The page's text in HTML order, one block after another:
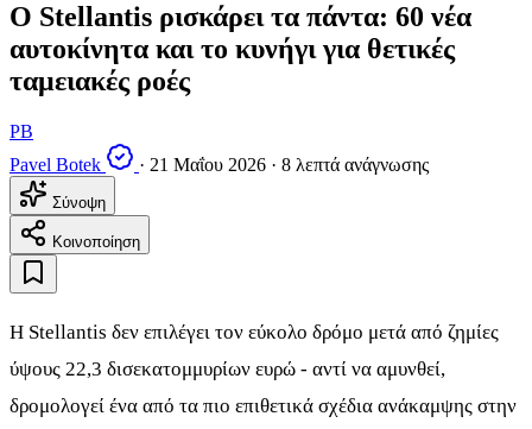
Ο Stellantis ρισκάρει τα πάντα: 60 νέα
αυτοκίνητα και το κυνήγι για θετικές
ταμειακές ροές
PB
Pavel Botek
· 21 Μαΐου 2026 · 8 λεπτά ανάγνωσης
Σύνοψη
Κοινοποίηση
Η Stellantis δεν επιλέγει τον εύκολο δρόμο μετά από ζημίες
ύψους 22,3 δισεκατομμυρίων ευρώ - αντί να αμυνθεί,
δρομολογεί ένα από τα πιο επιθετικά σχέδια ανάκαμψης στην